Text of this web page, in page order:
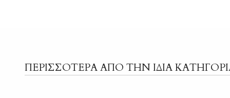
ΠΕΡΙΣΣΟΤΕΡΑ ΑΠΟ ΤΗΝ ΙΔΙΑ